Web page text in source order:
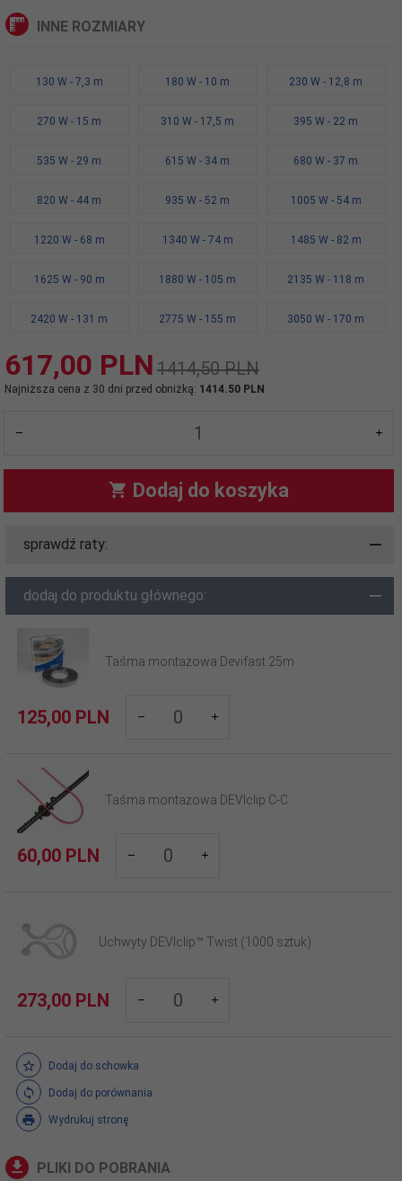
INNE ROZMIARY
130 W - 7,3 m 180 W - 10 m 230 W - 12,8 m
270 W - 15 m 310 W - 17,5 m 395 W - 22 m
535 W - 29 m 615 W - 34 m 680 W - 37 m
820 W - 44 m 935 W - 52 m 1005 W - 54 m
1220 W - 68 m 1340 W - 74 m 1485 W - 82 m
1625 W - 90 m 1880 W - 105 m 2135 W - 118 m
2420 W - 131 m 2775 W - 155 m 3050 W - 170 m
617,00 PLN 1414,50 PLN
Najniższa cena z 30 dni przed obniżką: 1414.50 PLN
Dodaj do koszyka
sprawdź raty:
dodaj do produktu głównego:
Taśma montażowa Devifast 25m
125,00 PLN
Taśma montażowa DEVIclip C-C
60,00 PLN
Uchwyty DEVIclip™ Twist (1000 sztuk)
273,00 PLN
Dodaj do schowka
Dodaj do porównania
Wydrukuj stronę
PLIKI DO POBRANIA